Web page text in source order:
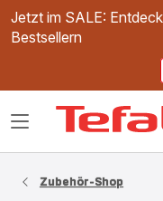
Jetzt im SALE:
Bestsellern
Das
Zubehör-Shop